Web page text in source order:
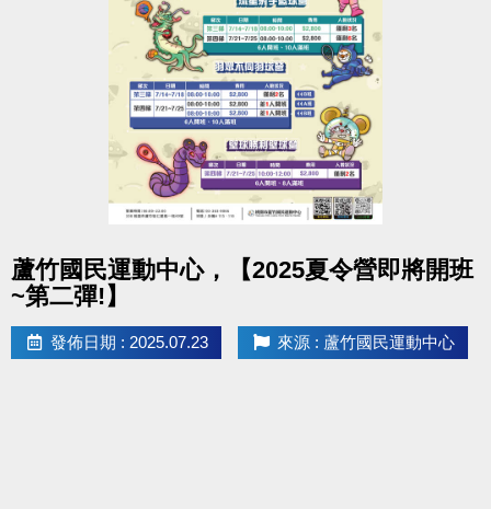
蘆竹國民運動中心，【2025夏令營即將開班
~第二彈!】
發佈日期 : 2025.07.23 來源 : 蘆竹國民運動中心